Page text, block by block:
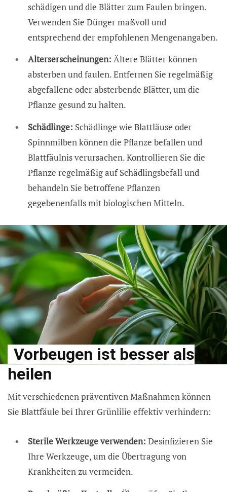
schädigen und die Blätter zum Faulen bringen.
Verwenden Sie Dünger maßvoll und
entsprechend der empfohlenen Mengenangaben.
Alterserscheinungen: Ältere Blätter können
absterben und faulen. Entfernen Sie regelmäßig
abgefallene oder absterbende Blätter, um die
Pflanze gesund zu halten.
Schädlinge: Schädlinge wie Blattläuse oder
Spinnmilben können die Pflanze befallen und
Blattfäulnis verursachen. Kontrollieren Sie die
Pflanze regelmäßig auf Schädlingsbefall und
behandeln Sie betroffene Pflanzen
gegebenenfalls mit biologischen Mitteln.
Vorbeugen ist besser als
heilen
Mit verschiedenen präventiven Maßnahmen können
Sie Blattfäule bei Ihrer Grünlilie effektiv verhindern:
Sterile Werkzeuge verwenden: Desinfizieren Sie
Ihre Werkzeuge, um die Übertragung von
Krankheiten zu vermeiden.